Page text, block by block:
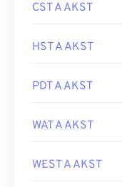
CST A AKST
HST A AKST
PDT A AKST
WAT A AKST
WEST A AKST